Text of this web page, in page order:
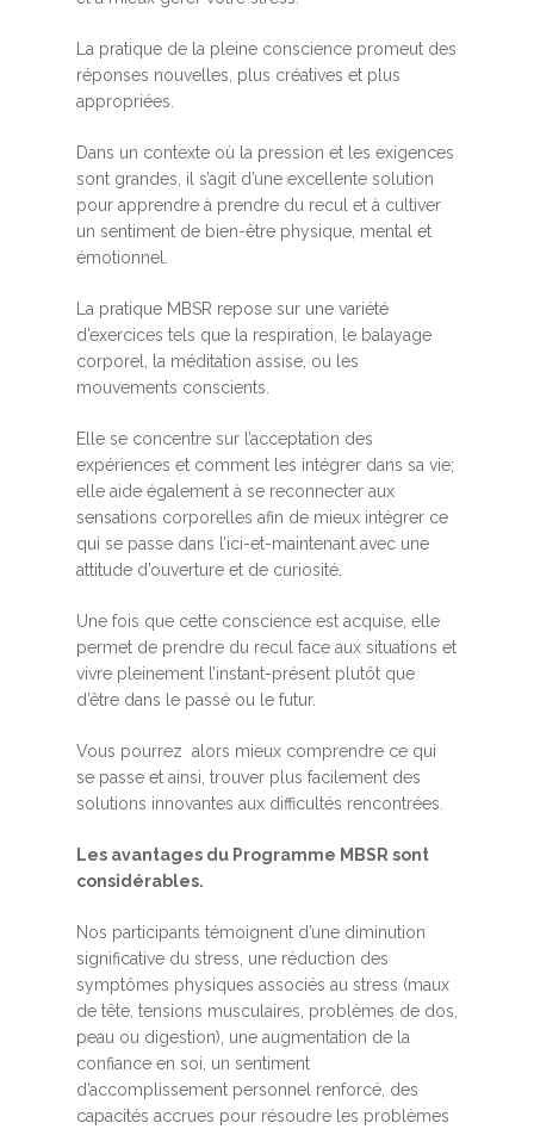
La pratique de la pleine conscience promeut des
réponses nouvelles, plus créatives et plus
appropriées.
Dans un contexte où la pression et les exigences
sont grandes, il s’agit d’une excellente solution
pour apprendre à prendre du recul et à cultiver
un sentiment de bien-être physique, mental et
émotionnel.
La pratique MBSR repose sur une variété
d’exercices tels que la respiration, le balayage
corporel, la méditation assise, ou les
mouvements conscients.
Elle se concentre sur l’acceptation des
expériences et comment les intégrer dans sa vie;
elle aide également à se reconnecter aux
sensations corporelles afin de mieux intégrer ce
qui se passe dans l’ici-et-maintenant avec une
attitude d’ouverture et de curiosité.
Une fois que cette conscience est acquise, elle
permet de prendre du recul face aux situations et
vivre pleinement l’instant-présent plutôt que
d’être dans le passé ou le futur.
Vous pourrez alors mieux comprendre ce qui
se passe et ainsi, trouver plus facilement des
solutions innovantes aux difficultés rencontrées.
Les avantages du Programme MBSR sont
considérables.
Nos participants témoignent d’une diminution
significative du stress, une réduction des
symptômes physiques associés au stress (maux
de tête, tensions musculaires, problèmes de dos,
peau ou digestion), une augmentation de la
confiance en soi, un sentiment
d’accomplissement personnel renforcé, des
capacités accrues pour résoudre les problèmes